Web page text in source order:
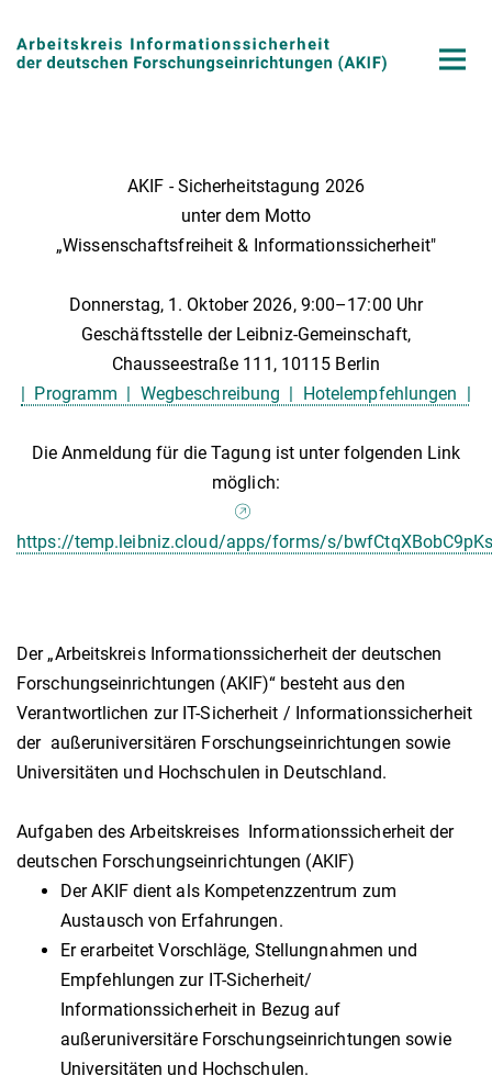
AKIF - Sicherheitstagung 2026
unter dem Motto
„Wissenschaftsfreiheit & Informationssicherheit"
Donnerstag, 1. Oktober 2026, 9:00–17:00 Uhr
Geschäftsstelle der Leibniz-Gemeinschaft,
Chausseestraße 111, 10115 Berlin
| Programm | Wegbeschreibung | Hotelempfehlungen |
Die Anmeldung für die Tagung ist unter folgenden Link
möglich:
https://temp.leibniz.cloud/apps/forms/s/
Der „Arbeitskreis Informationssicherheit der deutschen
Forschungseinrichtungen (AKIF)“ besteht aus den
Verantwortlichen zur IT-Sicherheit / Informationssicherheit
der außeruniversitären Forschungseinrichtungen sowie
Universitäten und Hochschulen in Deutschland.
Aufgaben des Arbeitskreises Informationssicherheit der
deutschen Forschungseinrichtungen (AKIF)
Der AKIF dient als Kompetenzzentrum zum
Austausch von Erfahrungen.
Er erarbeitet Vorschläge, Stellungnahmen und
Empfehlungen zur IT-Sicherheit/
Informationssicherheit in Bezug auf
außeruniversitäre Forschungseinrichtungen sowie
Universitäten und Hochschulen.